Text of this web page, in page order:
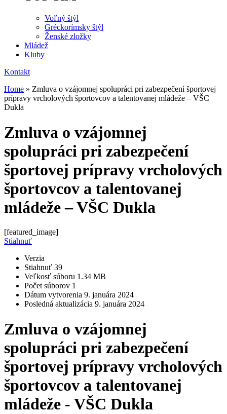
Voľný štýl
Gréckorímsky štýl
Ženské zložky
Mládež
Kluby
Kontakt
Home » Zmluva o vzájomnej spolupráci pri zabezpečení športovej
prípravy vrcholových športovcov a talentovanej mládeže – VŠC
Dukla
Zmluva o vzájomnej
spolupráci pri zabezpečení
športovej prípravy vrcholových
športovcov a talentovanej
mládeže – VŠC Dukla
[featured_image]
Stiahnuť
Verzia
Stiahnuť 39
Veľkosť súboru 1.34 MB
Počet súborov 1
Dátum vytvorenia 9. januára 2024
Posledná aktualizácia 9. januára 2024
Zmluva o vzájomnej
spolupráci pri zabezpečení
športovej prípravy vrcholových
športovcov a talentovanej
mládeže - VŠC Dukla